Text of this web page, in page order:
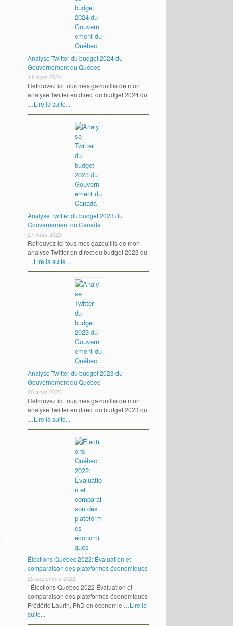
Analyse Twitter du budget 2024 du
Gouvernement du Québec
11 mars 2024
Retrouvez ici tous mes gazouillis de mon
analyse Twitter en direct du budget 2024 du
…Lire la suite...
Analyse Twitter du budget 2023 du
Gouvernement du Canada
27 mars 2023
Retrouvez ici tous mes gazouillis de mon
analyse Twitter en direct du budget 2023 du
…Lire la suite...
Analyse Twitter du budget 2023 du
Gouvernement du Québec
20 mars 2023
Retrouvez ici tous mes gazouillis de mon
analyse Twitter en direct du budget 2023 du
…Lire la suite...
Élections Québec 2022: Évaluation et
comparaison des plateformes économiques
25 septembre 2022
Élections Québec 2022 Évaluation et
comparaison des plateformes économiques
Frédéric Laurin, PhD en économie …Lire la
suite...